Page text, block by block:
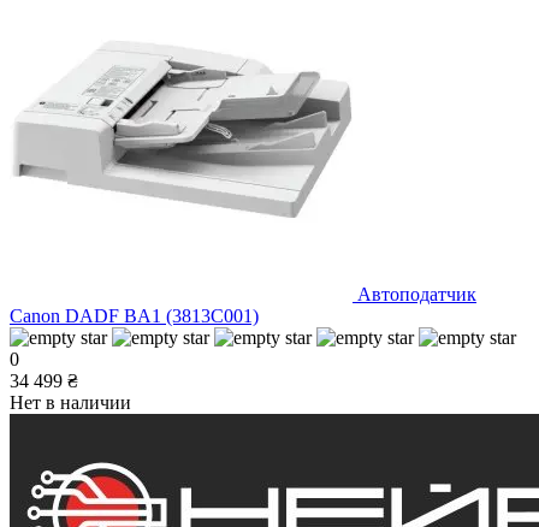
Автоподатчик
Canon DADF BA1 (3813C001)
0
34 499 ₴
Нет в наличии